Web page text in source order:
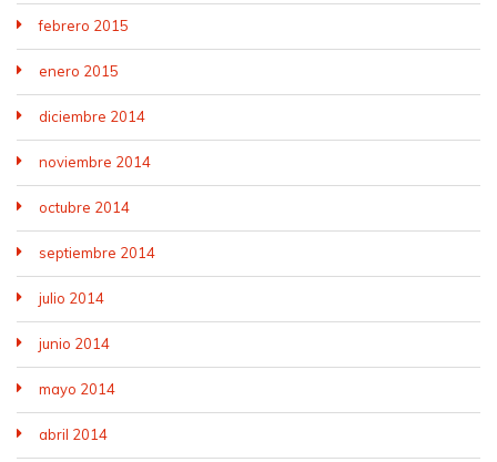
febrero 2015
enero 2015
diciembre 2014
noviembre 2014
octubre 2014
septiembre 2014
julio 2014
junio 2014
mayo 2014
abril 2014